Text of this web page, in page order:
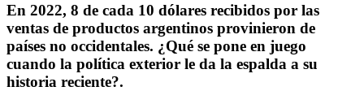
En 2022, 8 de cada 10 dólares recibidos por las
ventas de productos argentinos provinieron de
países no occidentales. ¿Qué se pone en juego
cuando la política exterior le da la espalda a su
historia reciente?.